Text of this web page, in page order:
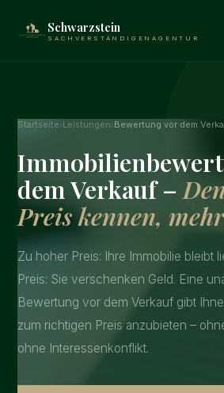
Schwarzstein
SACHVERSTÄNDIGENAGENTUR
Startseite›Leistungen›Bewertung vor dem
dem Verkauf –
Preis kennen,
Zu hoher Preis: Ihre Immobilie bleibt
Preis: Sie verschenken Geld. Eine
Bewertung vor dem Verkauf gibt
zum richtigen Preis anzubieten –
ohne Interessenkonflikt.